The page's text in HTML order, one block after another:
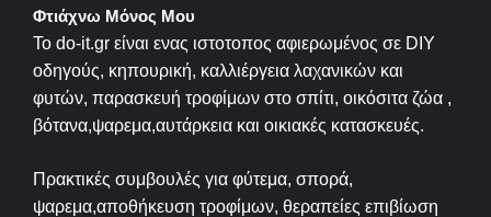
Φτιάχνω Μόνος Μου
Το do-it.gr είναι ενας ιστοτοπος αφιερωμένος σε DIY
οδηγούς, κηπουρική, καλλιέργεια λαχανικών και
φυτών, παρασκευή τροφίμων στο σπίτι, οικόσιτα ζώα ,
βότανα,ψαρεμα,αυτάρκεια και οικιακές κατασκευές.
Πρακτικές συμβουλές για φύτεμα, σπορά,
ψαρεμα,αποθήκευση τροφίμων, θεραπείες επιβίωση